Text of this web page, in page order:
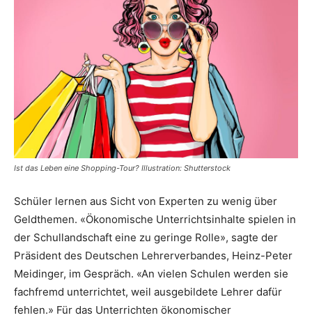
Ist das Leben eine Shopping-Tour? Illustration: Shutterstock
Schüler lernen aus Sicht von Experten zu wenig über
Geldthemen. «Ökonomische Unterrichtsinhalte spielen in
der Schullandschaft eine zu geringe Rolle», sagte der
Präsident des Deutschen Lehrerverbandes, Heinz-Peter
Meidinger, im Gespräch. «An vielen Schulen werden sie
fachfremd unterrichtet, weil ausgebildete Lehrer dafür
fehlen.» Für das Unterrichten ökonomischer